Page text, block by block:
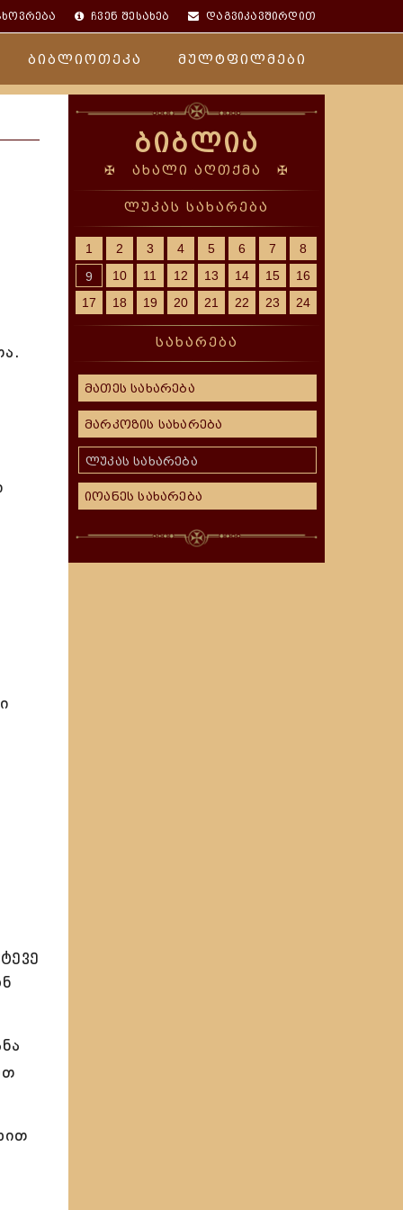
ჩვენ შესახებ დაგვიკავშირდით
ბიბლიოთეკა მულტფილმები
ბიბლია
✠ ახალი აღთქმა ✠
ლუკას სახარება
1 2 3 4 5 6 7
8
9
10 11 12 13 14 15
16
17
18 19 20 21 22 23 24
სახარება
მათეს სახარება
მარკოზის სახარება
ლუკას სახარება
იოანეს სახარება